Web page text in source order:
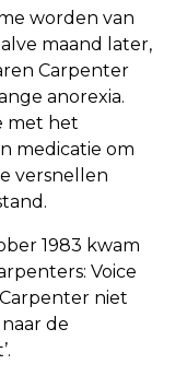
worden van
maand later,
Carpenter
anorexia.
met het
medicatie om
versnellen
1983 kwam
Voice
niet
de